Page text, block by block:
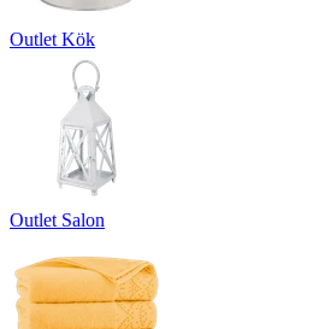
Outlet Kök
Outlet Salon